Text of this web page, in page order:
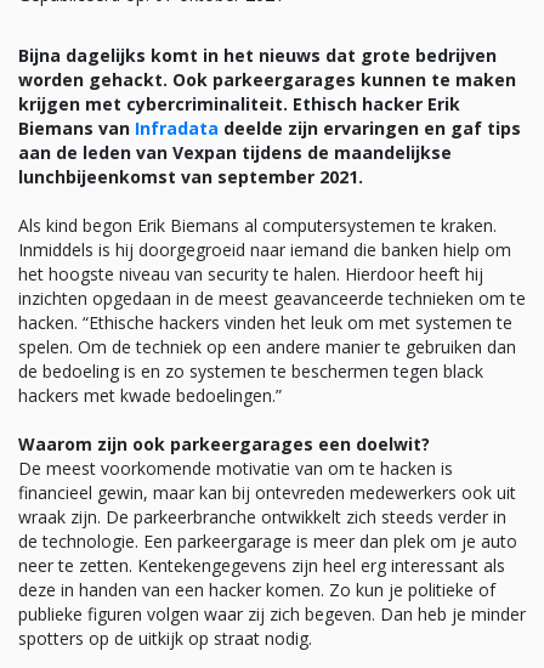
Bijna dagelijks komt in het nieuws dat grote bedrijven
worden gehackt. Ook parkeergarages kunnen te maken
krijgen met cybercriminaliteit. Ethisch hacker Erik
Biemans van Infradata deelde zijn ervaringen en gaf tips
aan de leden van Vexpan tijdens de maandelijkse
lunchbijeenkomst van september 2021.
Als kind begon Erik Biemans al computersystemen te kraken.
Inmiddels is hij doorgegroeid naar iemand die banken hielp om
het hoogste niveau van security te halen. Hierdoor heeft hij
inzichten opgedaan in de meest geavanceerde technieken om te
hacken. “Ethische hackers vinden het leuk om met systemen te
spelen. Om de techniek op een andere manier te gebruiken dan
de bedoeling is en zo systemen te beschermen tegen black
hackers met kwade bedoelingen.”
Waarom zijn ook parkeergarages een doelwit?
De meest voorkomende motivatie van om te hacken is
financieel gewin, maar kan bij ontevreden medewerkers ook uit
wraak zijn. De parkeerbranche ontwikkelt zich steeds verder in
de technologie. Een parkeergarage is meer dan plek om je auto
neer te zetten. Kentekengegevens zijn heel erg interessant als
deze in handen van een hacker komen. Zo kun je politieke of
publieke figuren volgen waar zij zich begeven. Dan heb je minder
spotters op de uitkijk op straat nodig.